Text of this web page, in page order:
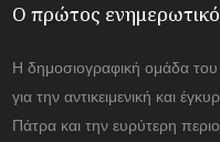
Ο πρώτος
Η δημοσιογραφική ομάδα του
για την αντικειμενική και
Πάτρα και την ευρύτερη